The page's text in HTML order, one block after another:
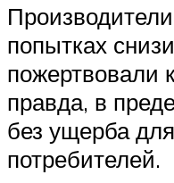
попытках
пожертвовали
правда, в
без ущерба
потребителей.